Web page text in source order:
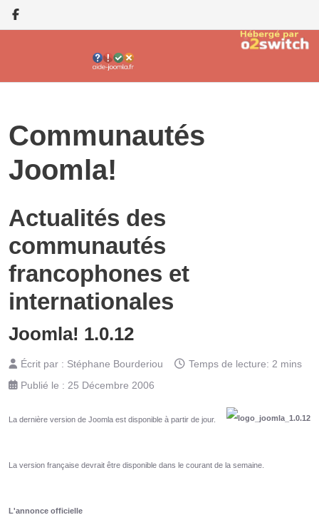
Communautés
Joomla!
Actualités des
communautés
francophones et
internationales
Joomla! 1.0.12
Écrit par : Stéphane Bourderiou
Temps de lecture: 2 mins
Publié le : 25 Décembre 2006
La dernière version de Joomla est disponible à partir de jour.
La version française devrait être disponible dans le courant de la semaine.
L'annonce officielle